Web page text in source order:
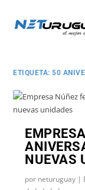
ETIQUETA:50
NUEVAS
por neturuguay |